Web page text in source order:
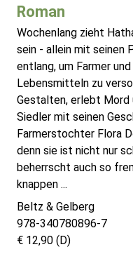
Roman
Wochenlang zieht
sein - allein mit seinen
entlang, um Farmer
Lebensmitteln zu
Gestalten, erlebt Mord
Siedler mit seinen
Farmerstochter Flora
denn sie ist nicht nur
beherrscht auch so
knappen ...
Beltz & Gelberg
978-340780896-7
€ 12,90 (D)